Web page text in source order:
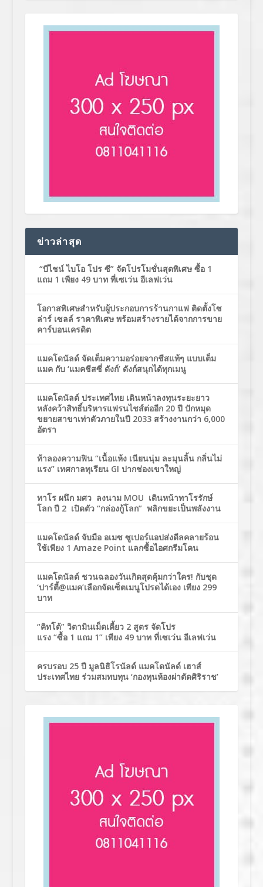
ข่าวล่าสุด
“บีไชน์ ไบโอ โปร ซี” จัดโปรโมชั่นสุดพิเศษ ซื้อ 1
แถม 1 เพียง 49 บาท ที่เซเว่น อีเลฟเว่น
โอกาสพิเศษสำหรับผู้ประกอบการร้านกาแฟ ติดตั้งโซ
ล่าร์ เซลล์ ราคาพิเศษ พร้อมสร้างรายได้จากการขาย
คาร์บอนเครดิต
แมคโดนัลด์ จัดเต็มความอร่อยจากชีสแท้ๆ แบบเต็ม
แมค กับ ‘แมคชีสซี่ ดังก์’ ดังก์สนุกได้ทุกเมนู
แมคโดนัลด์ ประเทศไทย เดินหน้าลงทุนระยะยาว
หลังคว้าสิทธิ์บริหารแฟรนไชส์ต่ออีก 20 ปี ปักหมุด
ขยายสาขาเท่าตัวภายในปี 2033 สร้างงานกว่า 6,000
อัตรา
ท้าลองความฟิน “เนื้อแห้ง เนียนนุ่ม ละมุนลิ้น กลิ่นไม่
แรง” เทศกาลทุเรียน GI ปากช่องเขาใหญ่
ทาโร ผนึก มศว ลงนาม MOU เดินหน้าทาโรรักษ์
โลก ปี 2 เปิดตัว “กล่องกู้โลก” พลิกขยะเป็นพลังงาน
แมคโดนัลด์ จับมือ อเมซ ซูเปอร์แอปส่งดีลคลายร้อน
ใช้เพียง 1 Amaze Point แลกซื้อไอศกรีมโคน
แมคโดนัลด์ ชวนฉลองวันเกิดสุดคุ้มกว่าใคร! กับชุด
‘ปาร์ตี้@แมค’เลือกจัดเซ็ตเมนูโปรดได้เอง เพียง 299
บาท
“คิทโด้” วิตามินเม็ดเคี้ยว 2 สูตร จัดโปร
แรง “ซื้อ 1 แถม 1” เพียง 49 บาท ที่เซเว่น อีเลฟเว่น
ครบรอบ 25 ปี มูลนิธิโรนัลด์ แมคโดนัลด์ เฮาส์
ประเทศไทย ร่วมสมทบทุน ‘กองทุนห้องผ่าตัดศิริราช’